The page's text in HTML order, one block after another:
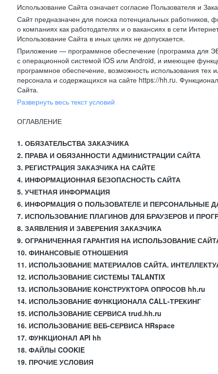
Использование Сайта означает согласие Пользователя и
Сайт предназначен для поиска потенциальных
о компаниях как работодателях и о вакансиях в сети
Использование Сайта в иных целях не допускается.
Приложение — программное обеспечение (программа для
с операционной системой iOS или Android, и имеющее
программное обеспечение, возможность использования
персонала и содержащихся на сайте https://hh.ru.
Сайта.
Развернуть весь текст условий
ОГЛАВЛЕНИЕ
1. ОБЯЗАТЕЛЬСТВА ЗАКАЗЧИКА
2. ПРАВА И ОБЯЗАННОСТИ АДМИНИСТРАЦИИ САЙТА
3. РЕГИСТРАЦИЯ ЗАКАЗЧИКА НА САЙТЕ
4. ИНФОРМАЦИОННАЯ БЕЗОПАСНОСТЬ САЙТА
5. УЧЕТНАЯ ИНФОРМАЦИЯ
6. ИНФОРМАЦИЯ О ПОЛЬЗОВАТЕЛЕ И ПЕРСОНАЛЬНЫЕ
7. ИСПОЛЬЗОВАНИЕ ПЛАГИНОВ ДЛЯ БРАУЗЕРОВ И
8. ЗАЯВЛЕНИЯ И ЗАВЕРЕНИЯ ЗАКАЗЧИКА
9. ОГРАНИЧЕННАЯ ГАРАНТИЯ НА ИСПОЛЬЗОВАНИЕ
10. ФИНАНСОВЫЕ ОТНОШЕНИЯ
11. ИСПОЛЬЗОВАНИЕ МАТЕРИАЛОВ САЙТА.
12. ИСПОЛЬЗОВАНИЕ СИСТЕМЫ TALANTIX
13. ИСПОЛЬЗОВАНИЕ КОНСТРУКТОРА ОПРОСОВ hh.ru
14. ИСПОЛЬЗОВАНИЕ ФУНКЦИОНАЛА CALL-ТРЕКИНГ
15. ИСПОЛЬЗОВАНИЕ СЕРВИСА trud.hh.ru
16. ИСПОЛЬЗОВАНИЕ ВЕБ-СЕРВИСА HRspace
17. ФУНКЦИОНАЛ API hh
18. ФАЙЛЫ COOKIE
19. ПРОЧИЕ УСЛОВИЯ